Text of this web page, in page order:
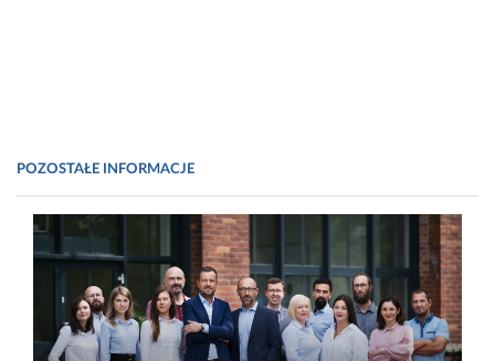
POZOSTAŁE INFORMACJE